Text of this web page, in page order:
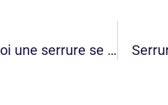
Comprendre pourquoi une serrure se bloque et agir adéquatement